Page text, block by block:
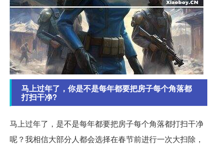
马上过年了，你是不是每年都要把房子每个角落都
打扫干净?
马上过年了，是不是每年都要把房子每个角落都打扫干净
呢？我相信大部分人都会选择在春节前进行一次大扫除，